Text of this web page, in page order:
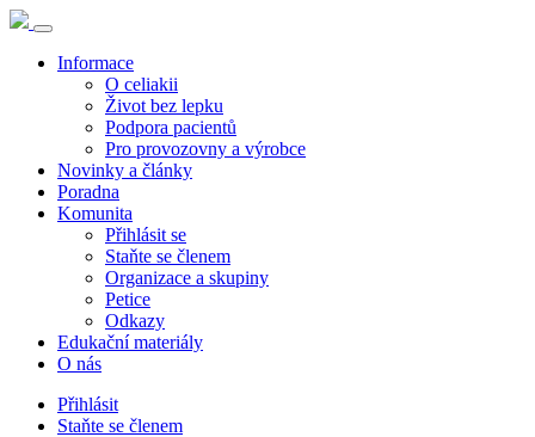
Informace
O celiakii
Život bez lepku
Podpora pacientů
Pro provozovny a výrobce
Novinky a články
Poradna
Komunita
Přihlásit se
Staňte se členem
Organizace a skupiny
Petice
Odkazy
Edukační materiály
O nás
Přihlásit
Staňte se členem